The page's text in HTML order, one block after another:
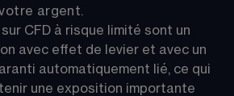
argent.
CFD à risque limité sont un
avec effet de levier et avec un
automatiquement lié, ce qui
une exposition importante